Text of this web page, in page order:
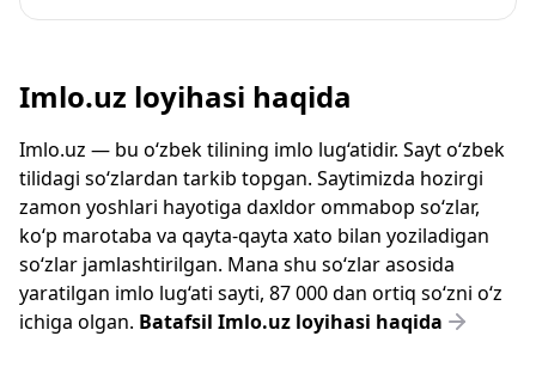
Imlo.uz loyihasi haqida
Imlo.uz — bu o‘zbek tilining imlo lug‘atidir. Sayt o‘zbek
tilidagi so‘zlardan tarkib topgan. Saytimizda hozirgi
zamon yoshlari hayotiga daxldor ommabop so‘zlar,
ko‘p marotaba va qayta-qayta xato bilan yoziladigan
so‘zlar jamlashtirilgan. Mana shu so‘zlar asosida
yaratilgan imlo lug‘ati sayti, 87 000 dan ortiq so‘zni o‘z
ichiga olgan. Batafsil Imlo.uz loyihasi haqida